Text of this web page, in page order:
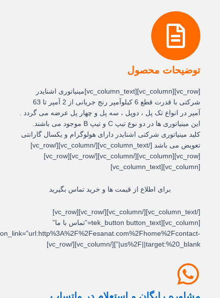
توضیحات محصول
[vc_row][vc_column][vc_column_text]مینیاتوری اشنایدر
شرکتی با قدرت قطع 6 کیلوآمپر رنج جریانی از 2 آمپر تا 63
آمپر در انواع تک پل ، دوپل ، سه پل و چهار پل عرضه می گردد .
این مینیاتوری ها در دو نوع تیپ C و تیپ B موجود می باشند.
کلید مینیاتوری شرکتی اشنایدر دارای هولوگرام و یکسال گارانتی
تعویض می باشد [/vc_column_text][/vc_column][/vc_row]
[vc_row][vc_column][/vc_column][/vc_row][vc_row]
برای اطلاع از قیمت ها و خرید تماس بگیرید
[/vc_column_text][/vc_column][/vc_row][vc_row]
[vc_column][tek_button button_text=”تماس با ما”
button_link=”url:http%3A%2F%2Fesanat.com%2Fhome%2Fcontact-
us%2F||target:%20_blank|”][/vc_column][/vc_row]